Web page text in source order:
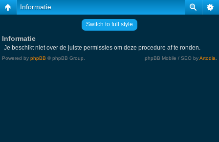
Informatie
Switch to full style
Informatie
Je beschikt niet over de juiste permissies om deze procedure af te ronden.
Powered by phpBB © phpBB Group. phpBB Mobile / SEO byArtodia